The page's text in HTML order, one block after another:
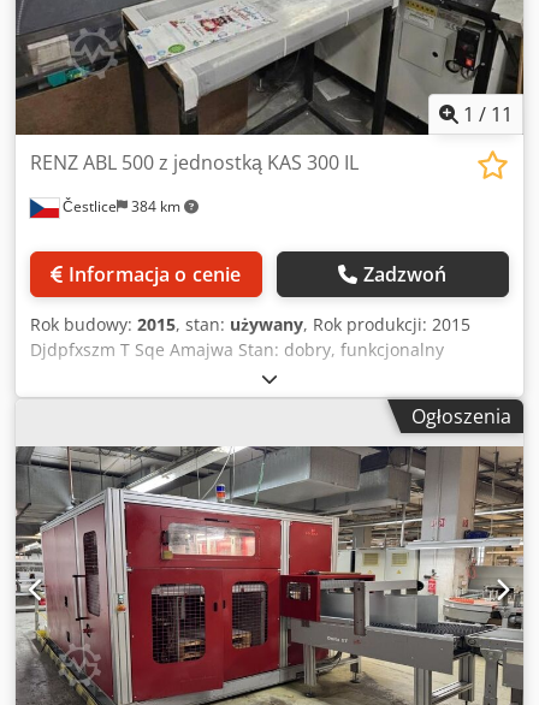
1 / 11
Čestlice 384 km
RENZ ABL 500 z jednostką KAS 300 IL
Informacja o cenie Zadzwoń
Rok budowy: 2015, stan: używany, Rok produkcji: 2015
Djdpfxszm T Sqe Amajwa Stan: dobry, funkcjonalny
Parametry techniczne: - Najširší vazba 500 mm -
Minimalna szerokość zależności: 70 mm - Największa
grubość bloku: 15 mm - Średnica spirali: 5,5–19 mm (3/16"–
3/4") - Rozstaw spirali: 3:1 a 2:1 - Mechaniczna prędkość: 2
100 obrotów/godzinę. - Wydajność produkcyjna: aż do 2
000 zsponowanych produktów/godzinę. - Ustawienie
formatu: ok. 3 minuty - Wymiana listw zamykających: około
20 minut - Zasilanie: 3/N/PE 400/230 V, 50 Hz - Moc
zainstalowana: 3,5 kW - Żądane ciśnienie powietrza: 7,5
bar - Zużycie sprężonego powietrza: cca 450 l/min -
Wymiary maszyny (d × szer. × wys.): ok. 3 300 × 2 300 × 1
600 mm - Waga: cca 1 300 kg. RENZ ABL 500 z jednostką
KAS 300 IL reprezentuje profesjonalne przemysłowe
Ogłoszenia